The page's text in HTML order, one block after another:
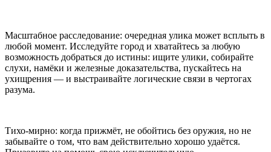
Масштабное расследование: очередная улика может всплыть в
любой момент. Исследуйте город и хватайтесь за любую
возможность добраться до истины: ищите улики, собирайте
слухи, намёки и железные доказательства, пускайтесь на
ухищрения — и выстраивайте логические связи в чертогах
разума.
Тихо-мирно: когда прижмёт, не обойтись без оружия, но не
забывайте о том, что вам действительно хорошо удаётся.